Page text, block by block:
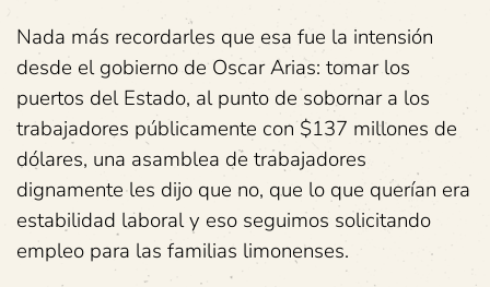
Nada más recordarles que esa fue la intensión
desde el gobierno de Oscar Arias: tomar los
puertos del Estado, al punto de sobornar a los
trabajadores públicamente con $137 millones de
dólares, una asamblea de trabajadores
dignamente les dijo que no, que lo que querían era
estabilidad laboral y eso seguimos solicitando
empleo para las familias limonenses.